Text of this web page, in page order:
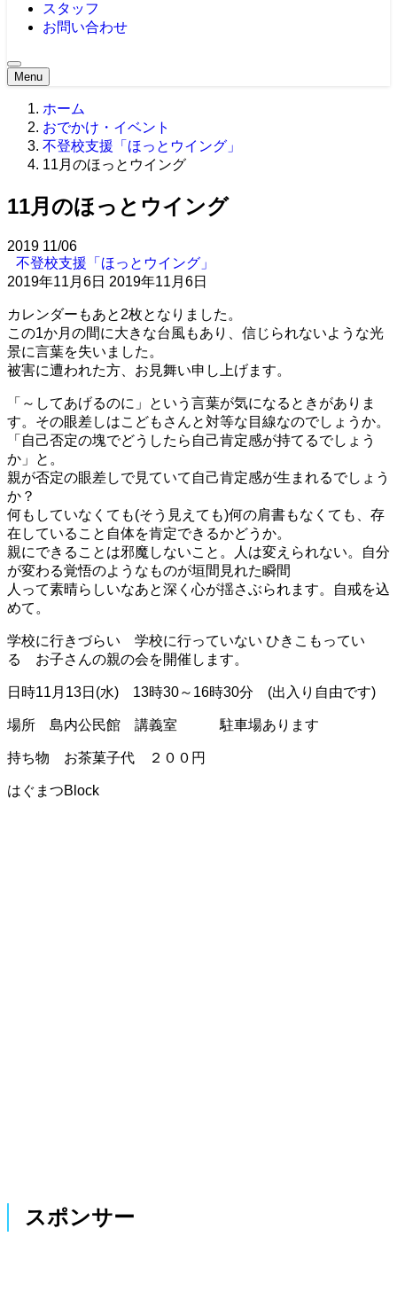
スタッフ
お問い合わせ
Menu
ホーム
おでかけ・イベント
不登校支援「ほっとウイング」
11月のほっとウイング
11月のほっとウイング
2019 11/06
不登校支援「ほっとウイング」
2019年11月6日 2019年11月6日
カレンダーもあと2枚となりました。
この1か月の間に大きな台風もあり、信じられないような光
景に言葉を失いました。
被害に遭われた方、お見舞い申し上げます。
「～してあげるのに」という言葉が気になるときがありま
す。その眼差しはこどもさんと対等な目線なのでしょうか。
「自己否定の塊でどうしたら自己肯定感が持てるでしょう
か」と。
親が否定の眼差しで見ていて自己肯定感が生まれるでしょう
か？
何もしていなくても(そう見えても)何の肩書もなくても、存
在していること自体を肯定できるかどうか。
親にできることは邪魔しないこと。人は変えられない。自分
が変わる覚悟のようなものが垣間見れた瞬間
人って素晴らしいなあと深く心が揺さぶられます。自戒を込
めて。
学校に行きづらい 学校に行っていない ひきこもってい
る お子さんの親の会を開催します。
日時11月13日(水) 13時30～16時30分 (出入り自由です)
場所 島内公民館 講義室 駐車場あります
持ち物 お茶菓子代 ２００円
はぐまつBlock
スポンサー